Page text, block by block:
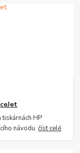
HP
návodu.číst celé